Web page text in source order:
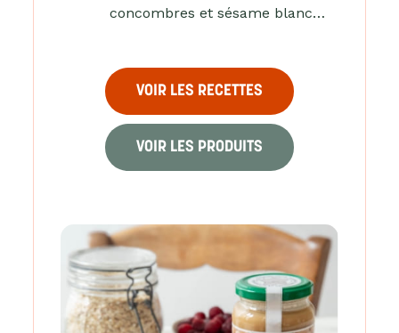
concombres et sésame blanc…
VOIR LES RECETTES
VOIR LES PRODUITS